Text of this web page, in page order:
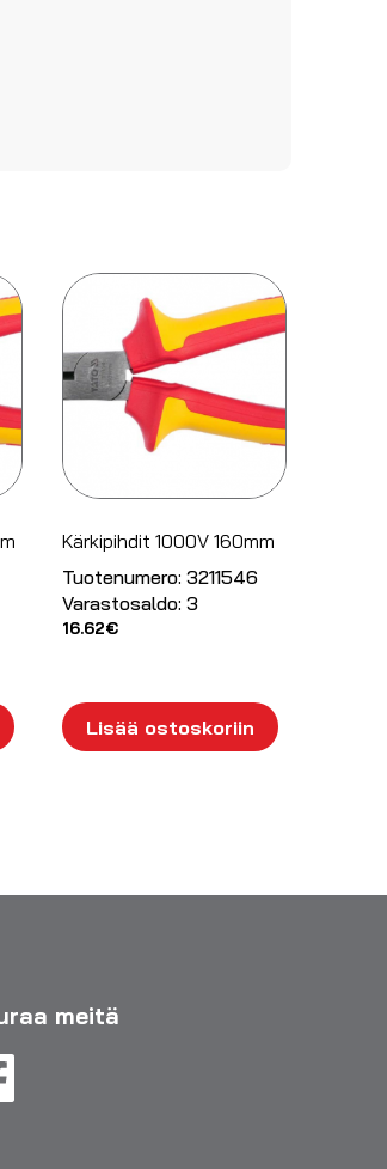
Kärkipihdit 1000V 160mm
Tuotenumero: 3211546
Varastosaldo: 3
16.62€
Lisää ostoskoriin
meitä